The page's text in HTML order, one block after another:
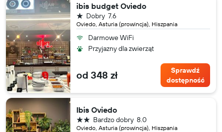
ibis budget Oviedo
Oviedo, Asturia (prowincja), Hiszpania
7.6
Dobry
1 gwiazdka
Darmowe WiFi
Przyjazny dla zwierząt
od 348 zł
Sprawdź
dostępność
Ibis Oviedo
Oviedo, Asturia (prowincja), Hiszpania
8.0
Bardzo dobry
2 gwiazdki